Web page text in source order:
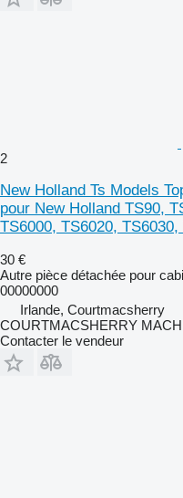
2
New Holland Ts Models
pour New Holland TS90,
TS6000, TS6020, TS6030,
30 €
Autre pièce détachée pour
00000000
Irlande, Courtmacsherry
COURTMACSHERRY
Contacter le vendeur